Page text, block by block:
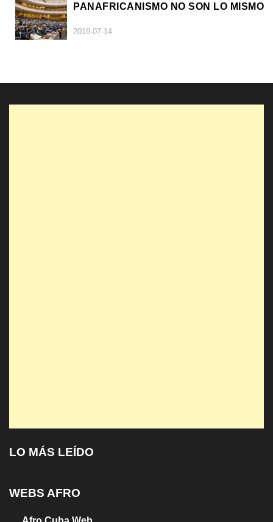
PANAFRICANISMO NO SON LO MISMO
2018-07-14
LO MÁS LEÍDO
WEBS AFRO